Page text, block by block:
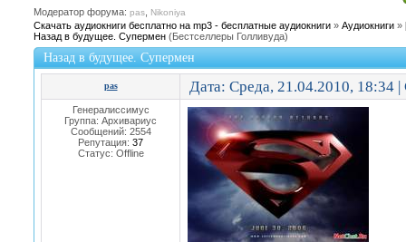
Модератор форума: pas Nikoniya
Скачать аудиокниги бесплатно на mp3 - бесплатные аудиокниги » Аудиокниги »
Назад в будущее. Супермен (Бестселлеры Голливуда)
Назад в будущее. Супермен
pas Дата: Среда, 21.04.2010, 18:34
Генералиссимус
Группа: Архивариус
Сообщений: 2554
Репутация: 37
Статус: Offline